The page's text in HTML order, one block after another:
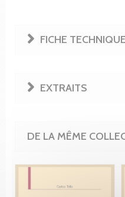
FICHE TECHNIQUE
EXTRAITS
DE LA MÊME